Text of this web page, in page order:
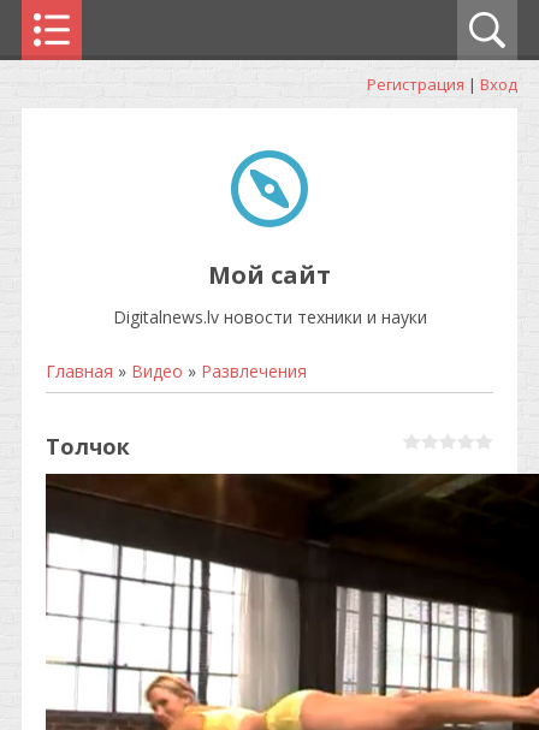
Регистрация | Вход
Мой сайт
Digitalnews.lv новости техники и науки
Главная » Видео » Развлечения
Толчок